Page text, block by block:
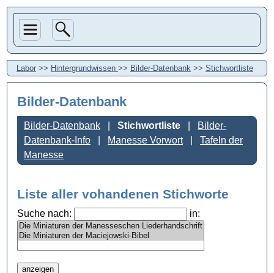
Labor >> Hintergrundwissen >> Bilder-Datenbank >> Stichwortliste
Bilder-Datenbank
Bilder-Datenbank Stichwortliste
Bilder-
Datenbank-Info
Manesse Vorwort
Tafeln der
Manesse
Liste aller vohandenen Stichworte
Suche nach: in: